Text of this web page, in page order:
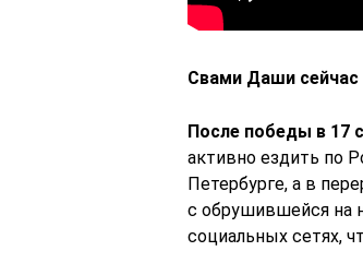
Свами Даши сейчас
После победы в 17
активно ездить по
Петербурге, а в
с обрушившейся на
социальных сетях,